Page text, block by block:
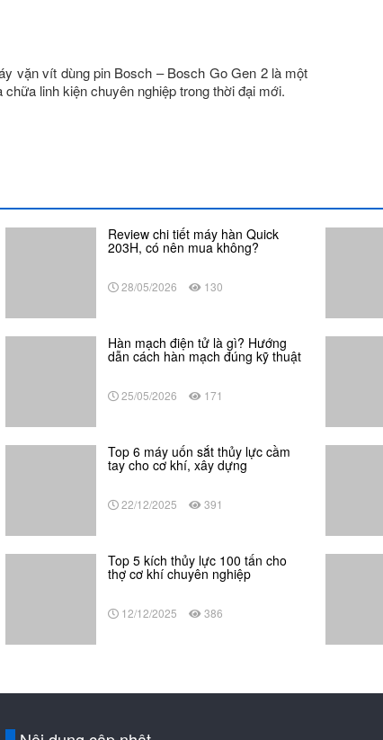
vặn vít dùng pin Bosch –Bosch Go Gen 2 là một
linh kiện chuyên nghiệp trong thời đại mới.
Review chi tiết máy hàn Quick
203H, có nên mua không?
28/05/2026 130
Hàn mạch điện tử là gì? Hướng
dẫn cách hàn mạch đúng kỹ thuật
25/05/2026 171
Top 6 máy uốn sắt thủy lực cầm
tay cho cơ khí, xây dựng
22/12/2025 391
Top 5 kích thủy lực 100 tấn cho
thợ cơ khí chuyên nghiệp
12/12/2025 386